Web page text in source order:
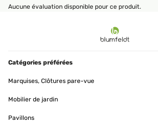
Aucune évaluation disponible pour ce produit.
Catégories préférées
Marquises, Clôtures pare-vue
Mobilier de jardin
Pavillons